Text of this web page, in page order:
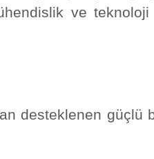
ve teknoloji
desteklenen güçlü